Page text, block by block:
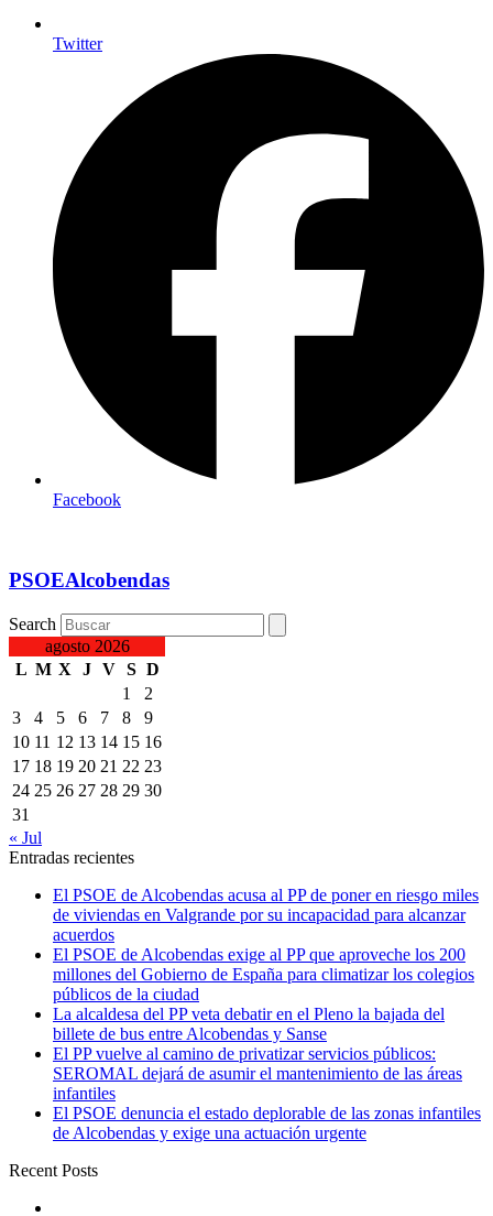
Twitter
Facebook
PSOEAlcobendas
Search
agosto 2026
L M X J V S D
1
2
3
4 5 6 7 8
9
10 11 12 13 14 15 16
17 18 19 20 21 22 23
24 25 26 27 28 29 30
31
« Jul
Entradas recientes
El PSOE de Alcobendas acusa al PP de poner en riesgo miles
de viviendas en Valgrande por su incapacidad para alcanzar
acuerdos
El PSOE de Alcobendas exige al PP que aproveche los 200
millones del Gobierno de España para climatizar los colegios
públicos de la ciudad
La alcaldesa del PP veta debatir en el Pleno la bajada del
billete de bus entre Alcobendas y Sanse
El PP vuelve al camino de privatizar servicios públicos:
SEROMAL dejará de asumir el mantenimiento de las áreas
infantiles
El PSOE denuncia el estado deplorable de las zonas infantiles
de Alcobendas y exige una actuación urgente
Recent Posts